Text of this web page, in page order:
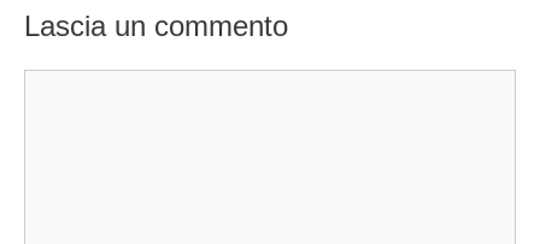
Lascia un commento